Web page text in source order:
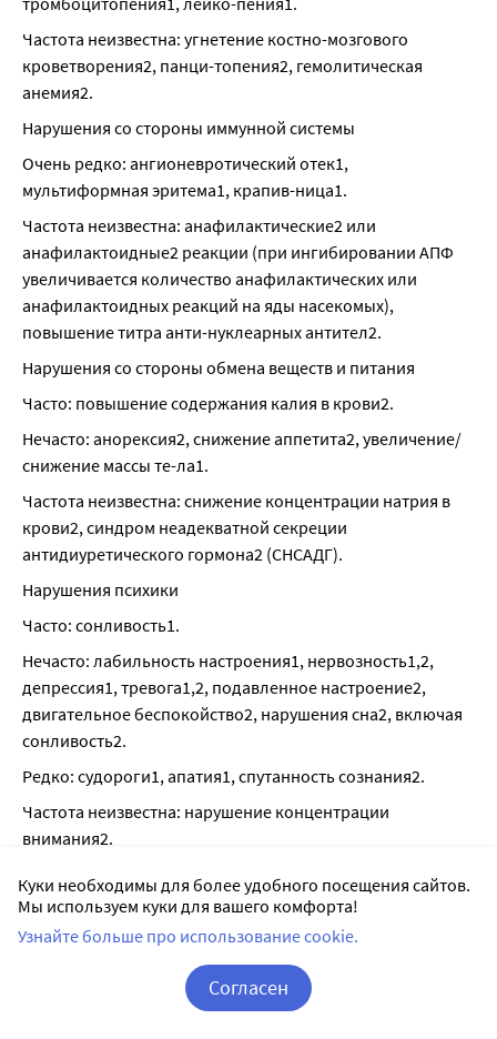
Частота неизвестна: угнетение костно-мозгового
кроветворения2, панци-топения2, гемолитическая
анемия2.
Нарушения со стороны иммунной системы
Очень редко: ангионевротический отек1,
мультиформная эритема1, крапив-ница1.
Частота неизвестна: анафилактические2 или
анафилактоидные2 реакции (при ингибировании АПФ
увеличивается количество анафилактических или
анафилактоидных реакций на яды насекомых),
повышение титра анти-нуклеарных антител2.
Нарушения со стороны обмена веществ и питания
Часто: повышение содержания калия в крови2.
Нечасто: анорексия2, снижение аппетита2, увеличение/
снижение массы те-ла1.
Частота неизвестна: снижение концентрации натрия в
крови2, синдром неадекватной секреции
антидиуретического гормона2 (СНСАДГ).
Нарушения психики
Часто: сонливость1.
Нечасто: лабильность настроения1, нервозность1,2,
депрессия1, тревога1,2, подавленное настроение2,
двигательное беспокойство2, нарушения сна2, включая
сонливость2.
Редко: судороги1, апатия1, спутанность сознания2.
Частота неизвестна: нарушение концентрации
внимания2.
Нарушения со стороны нервной системы
Часто: ощущение жара и приливов крови к коже лица1,
повышенная утомляемость1, головокружение1, головная
боль1,2, ощущение «легкости» в голове2.
Нечасто: недомогание1, обморок1, повышенное
Куки необходимы для более удобного посещения сайтов.
Мы используем куки для вашего комфорта!
Узнайте больше про использование cookie.
Согласен